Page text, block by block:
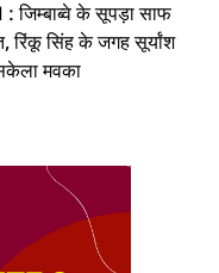
जिम्बाब्वे के सूपड़ा साफ
रिंकू सिंह के जगह सूर्यांश
मवका